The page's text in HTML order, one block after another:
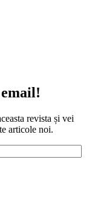
revista și vei
articole noi.